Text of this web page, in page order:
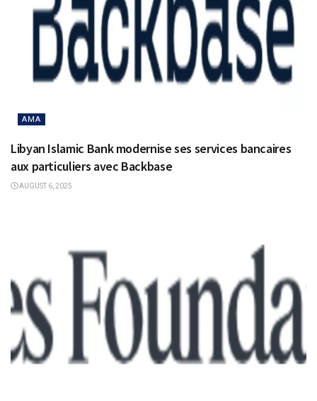
AMA
Libyan Islamic Bank modernise ses services bancaires
aux particuliers avec Backbase
AUGUST 6, 2025